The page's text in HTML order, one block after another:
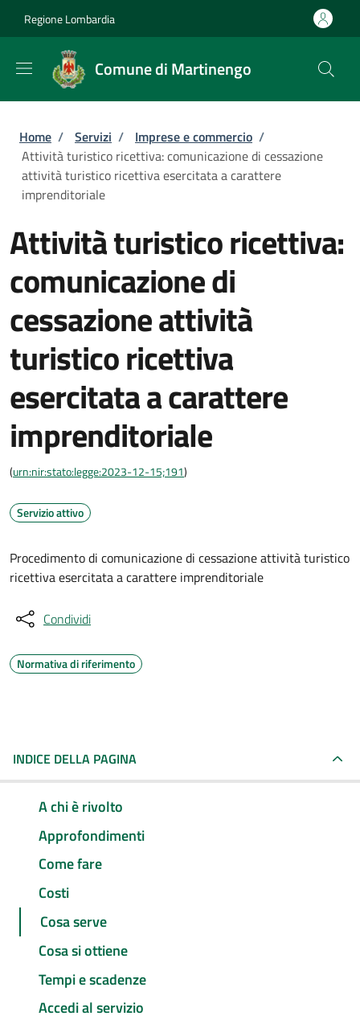
Regione Lombardia
Comune di Martinengo
Briciole di pane
Home / Servizi / Imprese e commercio /
Attività turistico ricettiva: comunicazione di cessazione
attività turistico ricettiva esercitata a carattere
imprenditoriale
Attività turistico ricettiva:
comunicazione di
cessazione attività
turistico ricettiva
esercitata a carattere
imprenditoriale
(urn:nir:stato:legge:2023-12-15;191)
Servizio attivo
Procedimento di comunicazione di cessazione attività turistico
ricettiva esercitata a carattere imprenditoriale
Condividi
Normativa di riferimento
INDICE DELLA PAGINA
A chi è rivolto
Approfondimenti
Come fare
Costi
Cosa serve
Cosa si ottiene
Tempi e scadenze
Accedi al servizio